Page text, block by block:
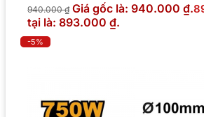
940.000₫ Giá gốc là: 940.000 ₫.
tại là: 893.000 ₫.
-5%